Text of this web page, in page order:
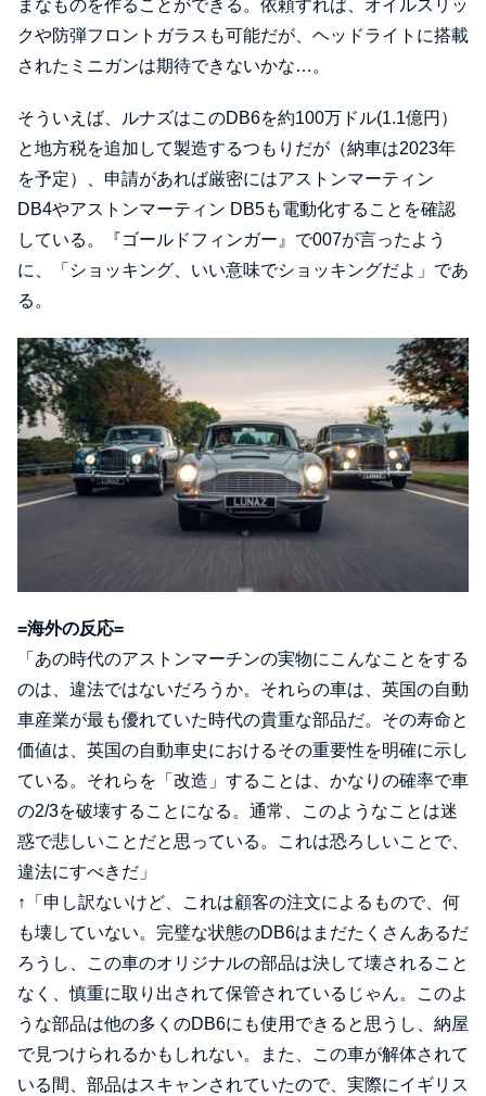
まなものを作ることができる。依頼すれば、オイルスリッ
クや防弾フロントガラスも可能だが、ヘッドライトに搭載
されたミニガンは期待できないかな…。
そういえば、ルナズはこのDB6を約100万ドル(1.1億円）
と地方税を追加して製造するつもりだが（納車は2023年
を予定）、申請があれば厳密にはアストンマーティン
DB4やアストンマーティン DB5も電動化することを確認
している。『ゴールドフィンガー』で007が言ったよう
に、「ショッキング、いい意味でショッキングだよ」であ
る。
=海外の反応=
「あの時代のアストンマーチンの実物にこんなことをする
のは、違法ではないだろうか。それらの車は、英国の自動
車産業が最も優れていた時代の貴重な部品だ。その寿命と
価値は、英国の自動車史におけるその重要性を明確に示し
ている。それらを「改造」することは、かなりの確率で車
の2/3を破壊することになる。通常、このようなことは迷
惑で悲しいことだと思っている。これは恐ろしいことで、
違法にすべきだ」
↑「申し訳ないけど、これは顧客の注文によるもので、何
も壊していない。完璧な状態のDB6はまだたくさんあるだ
ろうし、この車のオリジナルの部品は決して壊されること
なく、慎重に取り出されて保管されているじゃん。このよ
うな部品は他の多くのDB6にも使用できると思うし、納屋
で見つけられるかもしれない。また、この車が解体されて
いる間、部品はスキャンされていたので、実際にイギリス